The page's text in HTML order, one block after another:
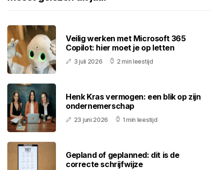
Veilig werken met Microsoft 365
Copilot: hier moet je op letten
3 juli 2026 2 min leestijd
Henk Kras vermogen: een blik op zijn
ondernemerschap
23 juni 2026 1 min leestijd
Gepland of geplanned: dit is de
correcte schrijfwijze